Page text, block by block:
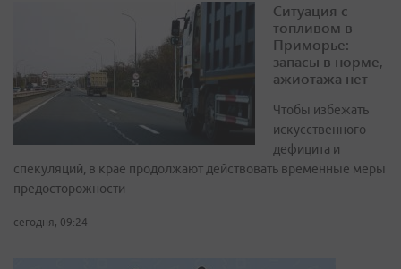
Ситуация с
топливом в
Приморье:
запасы в норме,
ажиотажа нет
Чтобы избежать
искусственного
дефицита и
спекуляций, в крае продолжают действовать временные меры
предосторожности
сегодня, 09:24